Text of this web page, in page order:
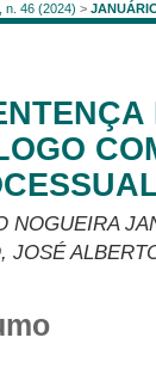
n. 46 (2024) >
NOGUEIRA
JOSÉ